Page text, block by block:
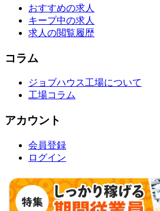
おすすめの求人
キープ中の求人
求人の閲覧履歴
コラム
ジョブハウス工場について
工場コラム
アカウント
会員登録
ログイン